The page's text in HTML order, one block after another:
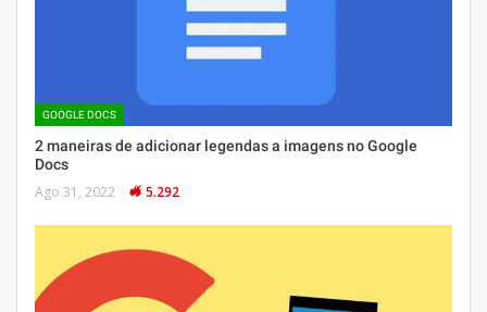
GOOGLE DOCS
2 maneiras de adicionar legendas a imagens no Google
Docs
Ago 31, 2022 5.292